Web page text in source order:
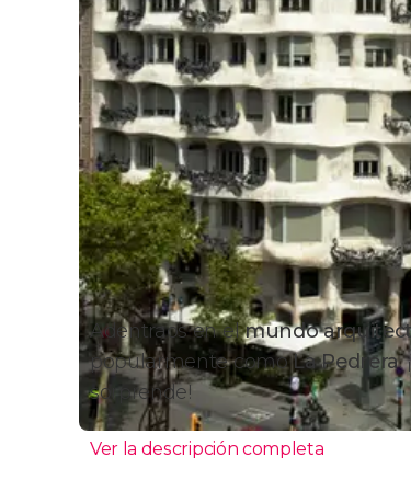
Adentraos en elmundo
popularmente comoLa Pedrera.
sorprende!
Ver la descripción completa